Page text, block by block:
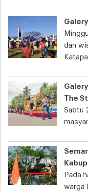
dan
The
Sabtu
Pada
warga